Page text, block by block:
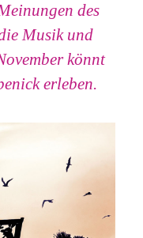
des
Musik und
könnt
erleben.